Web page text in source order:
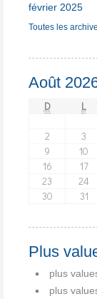
février 2025
Toutes les
Août
D L
2
3
9
10
16
17
23
24
30
31
Plus
plus
plus